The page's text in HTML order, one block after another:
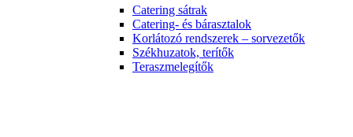
Catering sátrak
Catering- és bárasztalok
Korlátozó rendszerek – sorvezetők
Székhuzatok, terítők
Teraszmelegítők